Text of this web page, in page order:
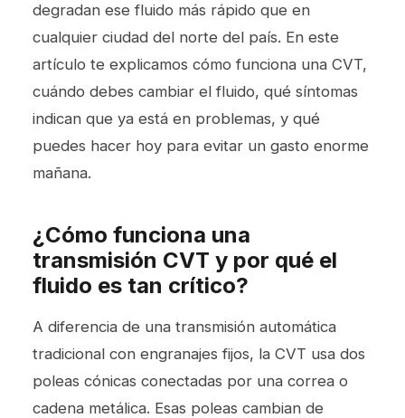
degradan ese fluido más rápido que en
cualquier ciudad del norte del país. En este
artículo te explicamos cómo funciona una CVT,
cuándo debes cambiar el fluido, qué síntomas
indican que ya está en problemas, y qué
puedes hacer hoy para evitar un gasto enorme
mañana.
¿Cómo funciona una
transmisión CVT y por qué el
fluido es tan crítico?
A diferencia de una transmisión automática
tradicional con engranajes fijos, la CVT usa dos
poleas cónicas conectadas por una correa o
cadena metálica. Esas poleas cambian de